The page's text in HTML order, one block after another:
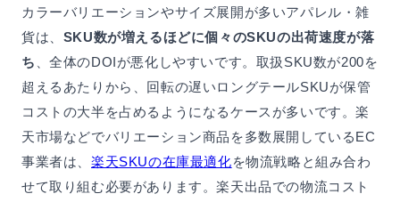
カラーバリエーションやサイズ展開が多いアパレル・雑
貨は、 SKU数が増えるほどに個々のSKUの出荷速度が落
ち 、全体のDOIが悪化しやすいです。取扱SKU数が200を
超えるあたりから、回転の遅いロングテールSKUが保管
コストの大半を占めるようになるケースが多いです。楽
天市場などでバリエーション商品を多数展開しているEC
事業者は、 楽天SKUの在庫最適化を物流戦略と組み合わ
せて取り組む必要があります。楽天出品での物流コスト